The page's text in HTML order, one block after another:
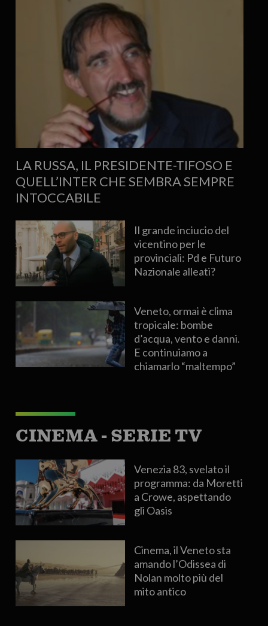
LA RUSSA, IL PRESIDENTE-TIFOSO E
QUELL’INTER CHE SEMBRA SEMPRE
INTOCCABILE
Il grande inciucio del
vicentino per le
provinciali: Pd e Futuro
Nazionale alleati?
Veneto, ormai è clima
tropicale: bombe
d’acqua, vento e danni.
E continuiamo a
chiamarlo “maltempo”
CINEMA - SERIE TV
Venezia 83, svelato il
programma: da Moretti
a Crowe, aspettando
gli Oasis
Cinema, il Veneto sta
amando l’Odissea di
Nolan molto più del
mito antico